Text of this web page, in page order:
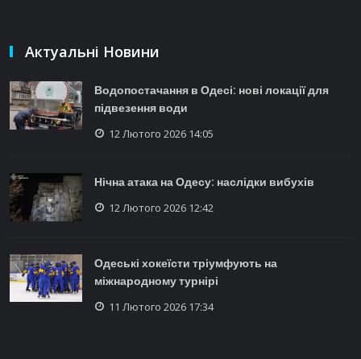
Актуальні Новини
Водопостачання в Одесі: нові локації для
підвезення води
12 Лютого 2026 14:05
Нічна атака на Одесу: наслідки вибухів
12 Лютого 2026 12:42
Одеські хокеїсти тріумфують на
міжнародному турнірі
11 Лютого 2026 17:34